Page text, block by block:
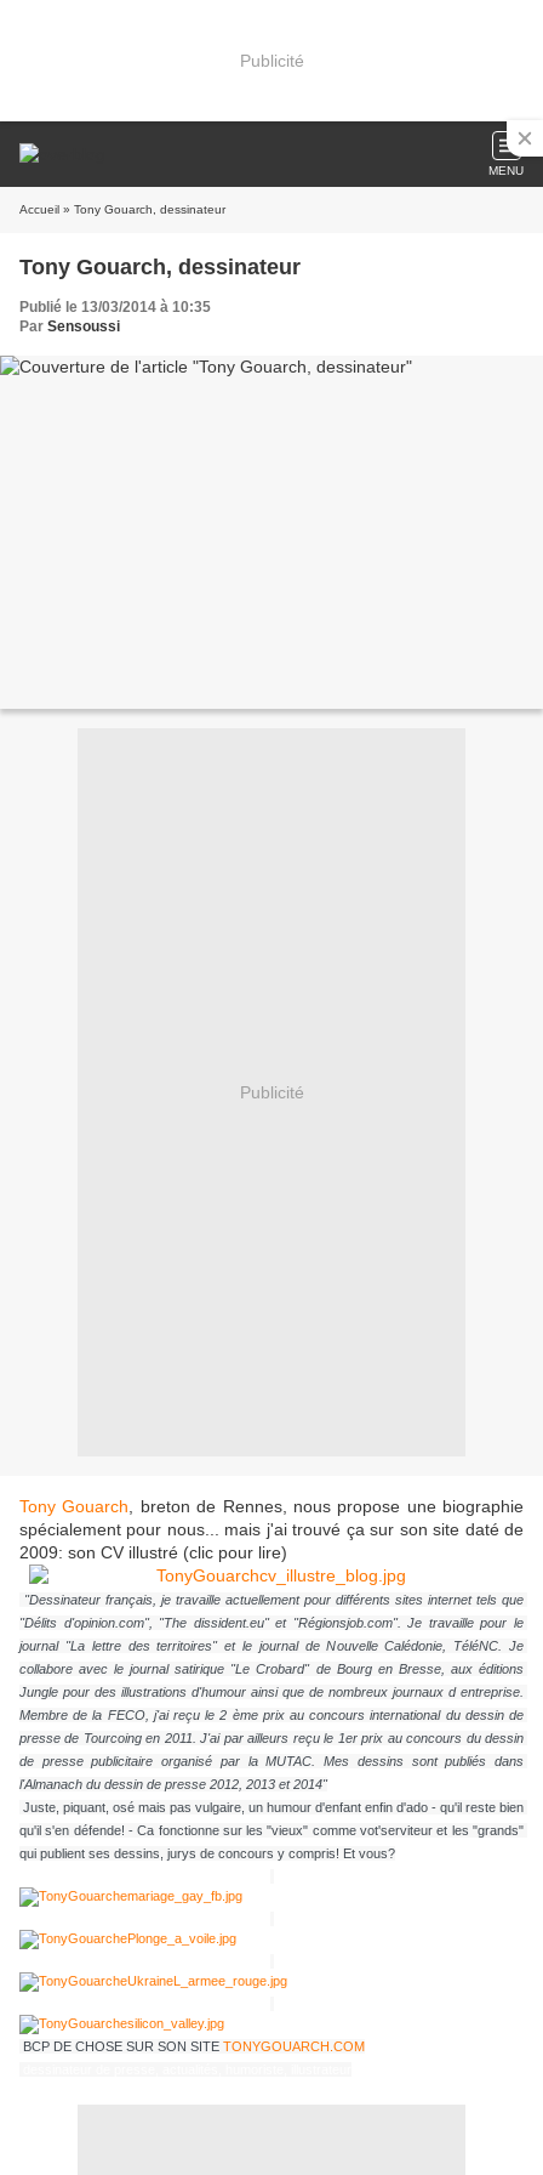
Publicité
MENU
Accueil » Tony Gouarch, dessinateur
Tony Gouarch, dessinateur
Publié le 13/03/2014 à 10:35
Par Sensoussi
Publicité
Tony Gouarch , breton de Rennes, nous propose une biographie
spécialement pour nous... mais j'ai trouvé ça sur son site daté de
2009: son CV illustré (clic pour lire)
"Délits d'opinion.com", "The dissident.eu" et "Régionsjob.com". Je travaille pour le
journal "La lettre des territoires" et le journal de Nouvelle Calédonie, TéléNC. Je
collabore avec le journal satirique "Le Crobard" de Bourg en Bresse, aux éditions
Jungle pour des illustrations d'humour ainsi que de nombreux journaux d entreprise.
Membre de la FECO, j'ai reçu le 2 ème prix au concours international du dessin de
presse de Tourcoing en 2011. J'ai par ailleurs reçu le 1er prix au concours du dessin
de presse publicitaire organisé par la MUTAC. Mes dessins sont publiés dans
l'Almanach du dessin de presse 2012, 2013 et 2014"
qu'il s'en défende! - Ca fonctionne sur les "vieux" comme vot'serviteur et les "grands"
qui publient ses dessins, jurys de concours y compris! Et vous?
BCP DE CHOSE SUR SON SITE TONYGOUARCH.COM